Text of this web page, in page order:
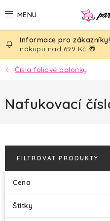
na
BALÓNKY
PÁRTY DEKORACE
NAROZENINY
SVATBA
AKČNÍ CENY!
nákupu nad 699 Kč 🎁
Čísla fóliové balónky
Nafukovací
FILTROVAT PRODUKTY
Cena
Štítky